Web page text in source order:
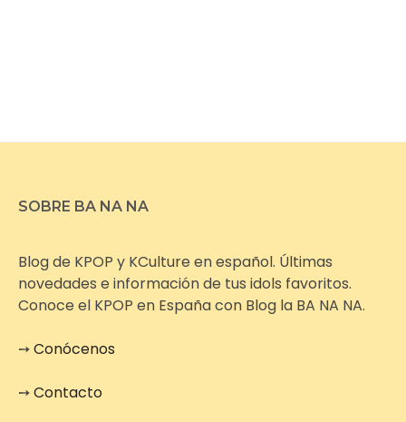
SOBRE BA NA NA
Blog de KPOP y KCulture en español. Últimas
novedades e información de tus idols favoritos.
Conoce el KPOP en España con Blog la BA NA NA.
➙Conócenos
➙Contacto